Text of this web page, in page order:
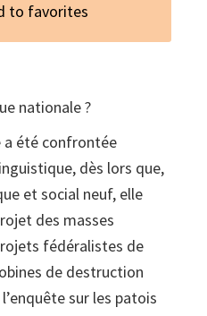
to favorites
nationale ?
a été confrontée
dès lors que,
et social neuf, elle
des masses
fédéralistes de
de destruction
sur les patois